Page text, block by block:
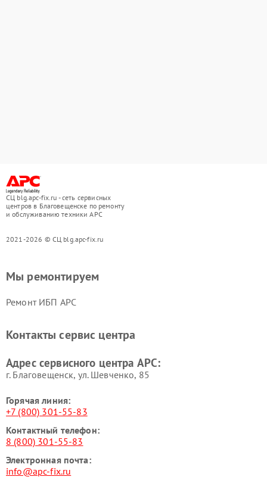
СЦ blg.apc-fix.ru - сеть сервисных
центров в Благовещенске по ремонту
и обслуживанию техники APC
2021-2026 © СЦ blg.apc-fix.ru
Мы ремонтируем
Ремонт ИБП APC
Контакты сервис центра
Адрес сервисного центра APC:
г. Благовещенск, ул. Шевченко, 85
Горячая линия:
+7 (800) 301-55-83
Контактный телефон:
8 (800) 301-55-83
Электронная почта:
info@apc-fix.ru